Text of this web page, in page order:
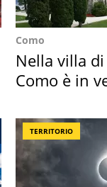
Como
Nella villa
Como è in
TERRITORIO